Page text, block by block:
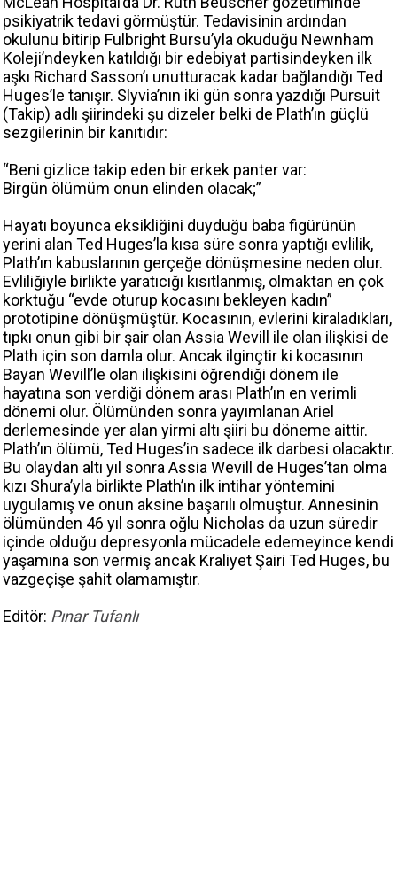
psikiyatrik tedavi görmüştür. Tedavisinin ardından
okulunu bitirip Fulbright Bursu’yla okuduğu Newnham
Koleji’ndeyken katıldığı bir edebiyat partisindeyken ilk
aşkı Richard Sasson’ı unutturacak kadar bağlandığı Ted
Huges’le tanışır. Slyvia’nın iki gün sonra yazdığı Pursuit
(Takip) adlı şiirindeki şu dizeler belki de Plath’ın güçlü
sezgilerinin bir kanıtıdır:
“Beni gizlice takip eden bir erkek panter var:
Birgün ölümüm onun elinden olacak;”
Hayatı boyunca eksikliğini duyduğu baba figürünün
yerini alan Ted Huges’la kısa süre sonra yaptığı evlilik,
Plath’ın kabuslarının gerçeğe dönüşmesine neden olur.
Evliliğiyle birlikte yaratıcığı kısıtlanmış, olmaktan en çok
korktuğu “evde oturup kocasını bekleyen kadın”
prototipine dönüşmüştür. Kocasının, evlerini kiraladıkları,
tıpkı onun gibi bir şair olan Assia Wevill ile olan ilişkisi de
Plath için son damla olur. Ancak ilginçtir ki kocasının
Bayan Wevill’le olan ilişkisini öğrendiği dönem ile
hayatına son verdiği dönem arası Plath’ın en verimli
dönemi olur. Ölümünden sonra yayımlanan Ariel
derlemesinde yer alan yirmi altı şiiri bu döneme aittir.
Plath’ın ölümü, Ted Huges’in sadece ilk darbesi olacaktır.
Bu olaydan altı yıl sonra Assia Wevill de Huges’tan olma
kızı Shura’yla birlikte Plath’ın ilk intihar yöntemini
uygulamış ve onun aksine başarılı olmuştur. Annesinin
ölümünden 46 yıl sonra oğlu Nicholas da uzun süredir
içinde olduğu depresyonla mücadele edemeyince kendi
yaşamına son vermiş ancak Kraliyet Şairi Ted Huges, bu
vazgeçişe şahit olamamıştır.
Editör: Pınar Tufanlı